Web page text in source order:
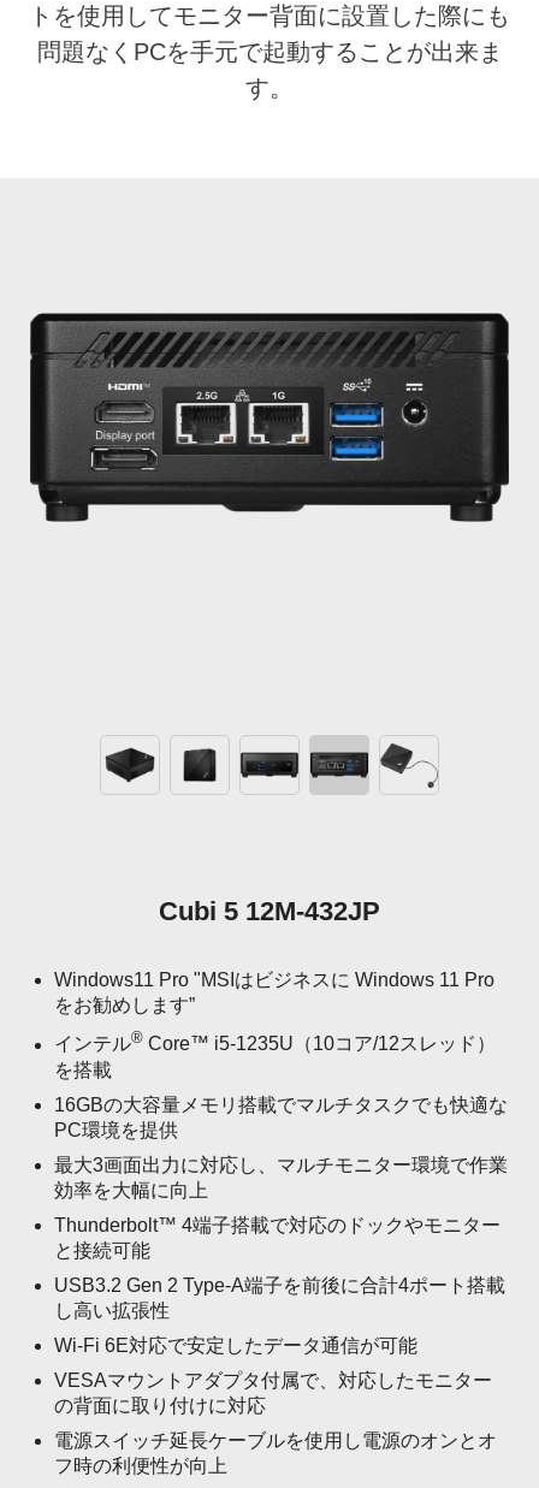
トを使用してモニター背面に設置した際にも
問題なくPCを手元で起動することが出来ま
す。
Cubi 5 12M-432JP
Windows11 Pro "MSIはビジネスに Windows 11 Pro
をお勧めします”
インテル® Core™ i5-1235U（10コア/12スレッド）
を搭載
16GBの大容量メモリ搭載でマルチタスクでも快適な
PC環境を提供
最大3画面出力に対応し、マルチモニター環境で作業
効率を大幅に向上
Thunderbolt™ 4端子搭載で対応のドックやモニター
と接続可能
USB3.2 Gen 2 Type-A端子を前後に合計4ポート搭載
し高い拡張性
Wi-Fi 6E対応で安定したデータ通信が可能
VESAマウントアダプタ付属で、対応したモニター
の背面に取り付けに対応
電源スイッチ延長ケーブルを使用し電源のオンとオ
フ時の利便性が向上